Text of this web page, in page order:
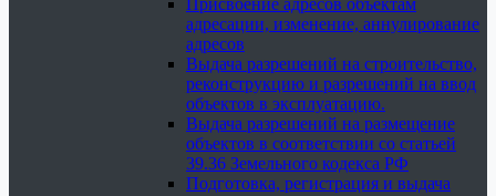
Присвоение адресов объектам
адресации, изменение, аннулирование
адресов
Выдача разрешений на строительство,
реконструкцию и разрешений на ввод
объектов в эксплуатацию.
Выдача разрешений на размещение
объектов в соответствии со статьей
39.36 Земельного кодекса РФ
Подготовка, регистрация и выдача